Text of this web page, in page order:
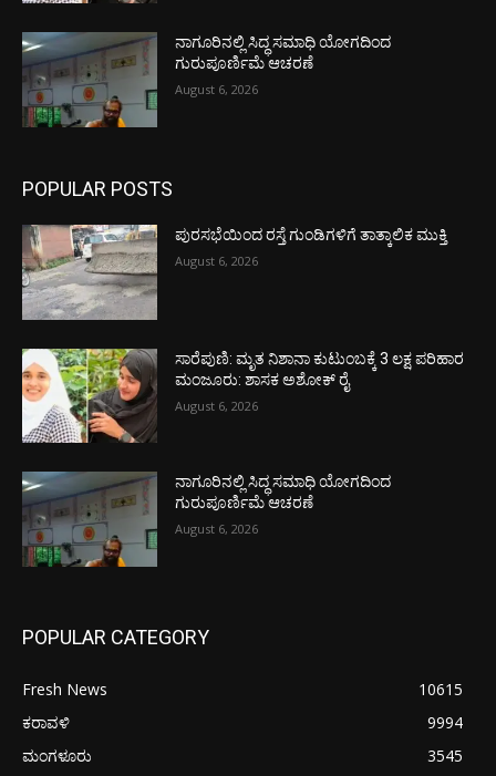
ನಾಗೂರಿನಲ್ಲಿ ಸಿದ್ಧ ಸಮಾಧಿ ಯೋಗದಿಂದ
ಗುರುಪೂರ್ಣಿಮೆ ಆಚರಣೆ
August 6, 2026
POPULAR POSTS
ಪುರಸಭೆಯಿಂದ ರಸ್ತೆ ಗುಂಡಿಗಳಿಗೆ ತಾತ್ಕಾಲಿಕ ಮುಕ್ತಿ
August 6, 2026
ಸಾರೆಪುಣಿ: ಮೃತ ನಿಶಾನಾ ಕುಟುಂಬಕ್ಕೆ 3 ಲಕ್ಷ ಪರಿಹಾರ
ಮಂಜೂರು: ಶಾಸಕ ಅಶೋಕ್ ರೈ
August 6, 2026
ನಾಗೂರಿನಲ್ಲಿ ಸಿದ್ಧ ಸಮಾಧಿ ಯೋಗದಿಂದ
ಗುರುಪೂರ್ಣಿಮೆ ಆಚರಣೆ
August 6, 2026
POPULAR CATEGORY
Fresh News
10615
ಕರಾವಳಿ
9994
ಮಂಗಳೂರು
3545